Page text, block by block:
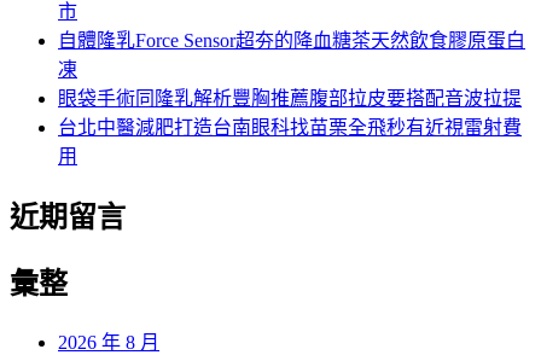
市
自體隆乳Force Sensor超夯的降血糖茶天然飲食膠原蛋白
凍
眼袋手術同隆乳解析豐胸推薦腹部拉皮要搭配音波拉提
台北中醫減肥打造台南眼科找苗栗全飛秒有近視雷射費
用
近期留言
彙整
2026 年 8 月